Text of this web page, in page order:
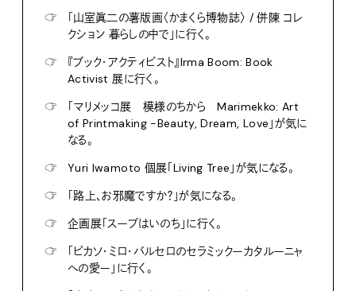
☞
「山室眞二の薯版画〈かまくら博物誌〉 / 併陳 コレ
クション 暮らしの中で」に行く。
☞
『ブック・アクティビスト』Irma Boom: Book
Activist 展に行く。
☞
「マリメッコ展 模様のちから Marimekko: Art
of Printmaking -Beauty, Dream, Love」が気に
なる。
☞
Yuri Iwamoto 個展「Living Tree」が気になる。
☞
「路上、お邪魔ですか？」が気になる。
☞
企画展「スープはいのち」に行く。
☞
「ピカソ・ミロ・バルセロのセラミックーカタルーニャ
への愛ー」に行く。